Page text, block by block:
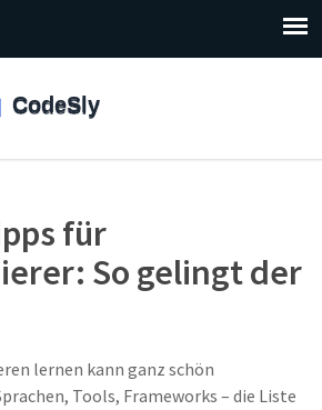
für
So gelingt der
lernen kann ganz schön
Tools, Frameworks – die Liste